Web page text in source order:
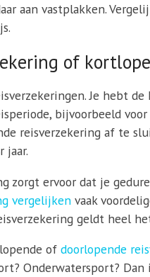
aan vastplakken.
of
Je hebt
bijvoorbeeld
reisverzekering af te
jaar.
zorgt ervoor dat je
vergelijken vaak
geldt heel
ofdoorlopende
Onderwatersport?